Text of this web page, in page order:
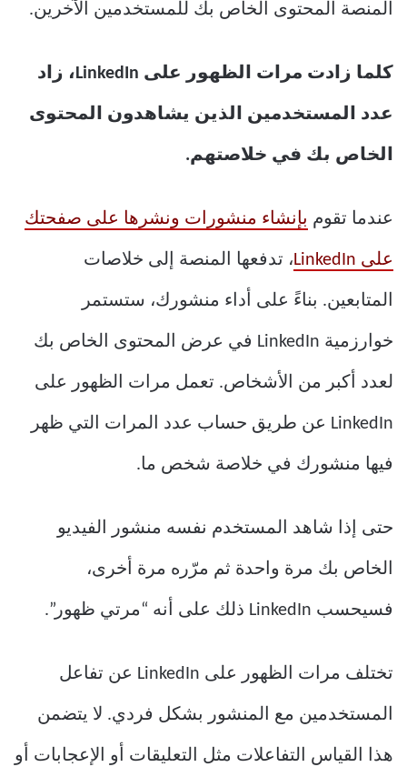
المنصة المحتوى الخاص بك للمستخدمين الآخرين.
كلما زادت مرات الظهور على LinkedIn، زاد
عدد المستخدمين الذين يشاهدون المحتوى
الخاص بك في خلاصتهم.
عندما تقوم بإنشاء منشورات ونشرها على صفحتك
على LinkedIn ، تدفعها المنصة إلى خلاصات
المتابعين. بناءً على أداء منشورك، ستستمر
خوارزمية LinkedIn في عرض المحتوى الخاص بك
لعدد أكبر من الأشخاص. تعمل مرات الظهور على
LinkedIn عن طريق حساب عدد المرات التي ظهر
فيها منشورك في خلاصة شخص ما.
حتى إذا شاهد المستخدم نفسه منشور الفيديو
الخاص بك مرة واحدة ثم مرّره مرة أخرى،
فسيحسب LinkedIn ذلك على أنه “مرتي ظهور”.
تختلف مرات الظهور على LinkedIn عن تفاعل
المستخدمين مع المنشور بشكل فردي. لا يتضمن
هذا القياس التفاعلات مثل التعليقات أو الإعجابات أو